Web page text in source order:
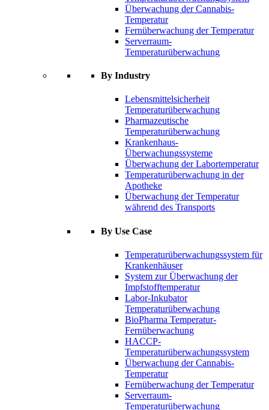
Überwachung der Cannabis-
Temperatur
Fernüberwachung der Temperatur
Serverraum-
Temperaturüberwachung
By Industry
Lebensmittelsicherheit
Temperaturüberwachung
Pharmazeutische
Temperaturüberwachung
Krankenhaus-
Überwachungssysteme
Überwachung der Labortemperatur
Temperaturüberwachung in der
Apotheke
Überwachung der Temperatur
während des Transports
By Use Case
Temperaturüberwachungssystem für
Krankenhäuser
System zur Überwachung der
Impfstofftemperatur
Labor-Inkubator
Temperaturüberwachung
BioPharma Temperatur-
Fernüberwachung
HACCP-
Temperaturüberwachungssystem
Überwachung der Cannabis-
Temperatur
Fernüberwachung der Temperatur
Serverraum-
Temperaturüberwachung